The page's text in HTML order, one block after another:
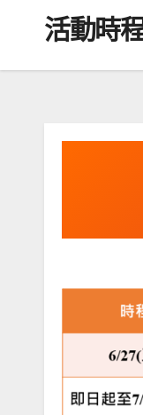
活動時